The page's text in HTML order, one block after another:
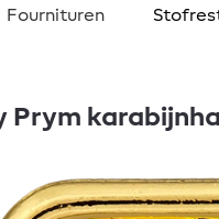
Fournituren
Prym